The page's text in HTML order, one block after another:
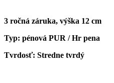
3 ročná záruka, výška 12 cm
Typ: pénová PUR / Hr pena
Tvrdosť: Stredne tvrdý